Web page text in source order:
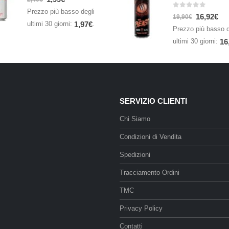
Prezzo più basso degli
ultimi 30 giorni: 1,97€
19,90€ 16,92€
Prezzo più basso
ultimi 30 giorni:
SERVIZIO CLIENTI
Chi Siamo
Condizioni di Vendita
Spedizioni
Tracciamento Ordini
TMC
Privacy Policy
Contatti